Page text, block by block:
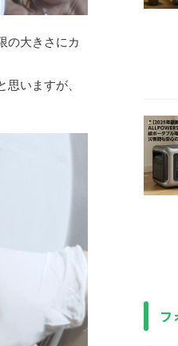
の大きさにカ
いますが、
フ